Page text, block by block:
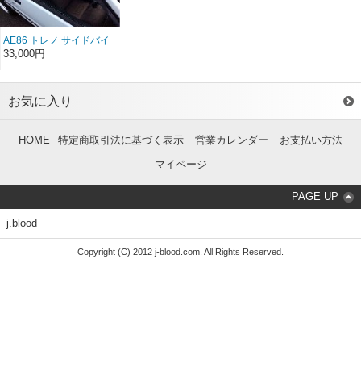
AE86 トレノ サイドバイ
ザー カーボン（左右セ
33,000円
お気に入り
HOME 特定商取引法に基づく表示 営業カレンダー
お支払い方法
マイページ
PAGE UP
j.blood
Copyright (C) 2012 j-blood.com. All Rights Reserved.